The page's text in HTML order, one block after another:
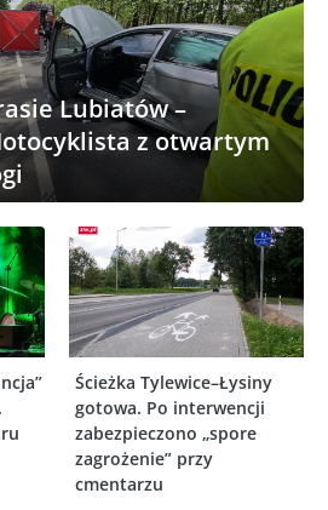
Lubiatów –
z otwartym
Ścieżka Tylewice–Łysiny
gotowa. Po interwencji
zabezpieczono „spore
zagrożenie” przy
cmentarzu